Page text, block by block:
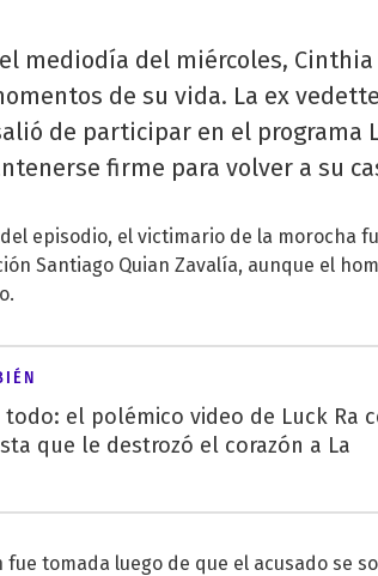
mediodía del miércoles,
de su vida. La ex
de participar en el programa
firme para volver a su
episodio, el victimario de la morocha
Santiago Quian Zavalía, aunque el
el polémico video de Luck Ra
que le destrozó el corazón a La
fue tomada luego de que el acusado se